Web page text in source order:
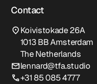
Contact
Koivistokade 26A
1013 BB Amsterdam
The Netherlands
lennard@tfa.studio
+31 85 085 4777